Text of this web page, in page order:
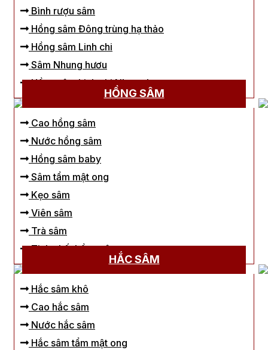
Bình rượu sâm
Hồng sâm Đông trùng hạ thảo
Hồng sâm Linh chi
Sâm Nhung hươu
Hồng sâm Linh chi Nhung hươu
HỒNG SÂM
Cao hồng sâm
Nước hồng sâm
Hồng sâm baby
Sâm tẩm mật ong
Kẹo sâm
Viên sâm
Trà sâm
Tinh chất hồng sâm
HẮC SÂM
Hắc sâm khô
Cao hắc sâm
Nước hắc sâm
Hắc sâm tẩm mật ong